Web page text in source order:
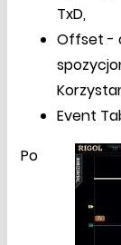
TxD,
Offset -
Event
Po